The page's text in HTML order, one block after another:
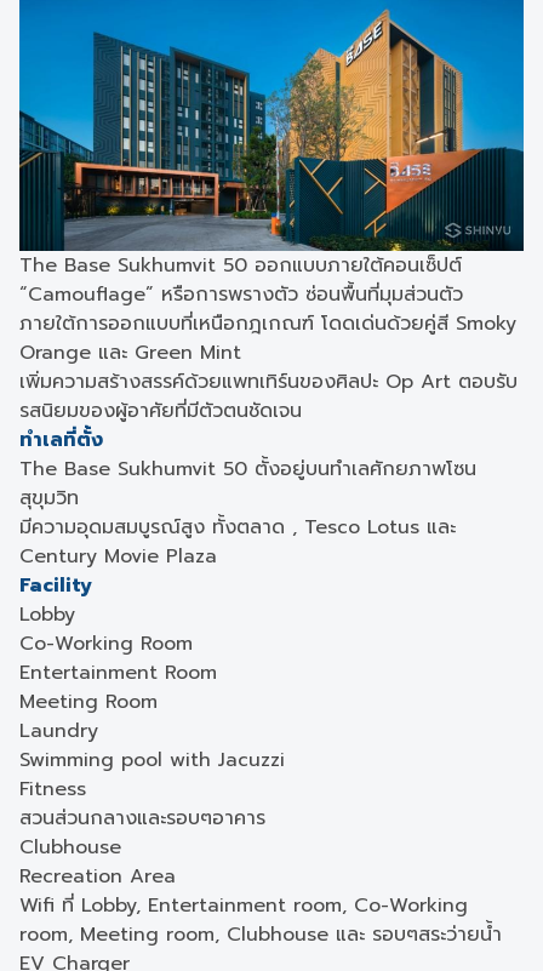
The Base Sukhumvit 50 ออกแบบภายใต้คอนเซ็ปต์
“Camouflage” หรือการพรางตัว ซ่อนพื้นที่มุมส่วนตัว
ภายใต้การออกแบบที่เหนือกฎเกณฑ์ โดดเด่นด้วยคู่สี Smoky
Orange และ Green Mint
เพิ่มความสร้างสรรค์ด้วยแพทเทิร์นของศิลปะ Op Art ตอบรับ
รสนิยมของผู้อาศัยที่มีตัวตนชัดเจน
ทำเลที่ตั้ง
The Base Sukhumvit 50 ตั้งอยู่บนทำเลศักยภาพโซน
สุขุมวิท
มีความอุดมสมบูรณ์สูง ทั้งตลาด , Tesco Lotus และ
Century Movie Plaza
Facility
Lobby
Co-Working Room
Entertainment Room
Meeting Room
Laundry
Swimming pool with Jacuzzi
Fitness
สวนส่วนกลางและรอบๆอาคาร
Clubhouse
Recreation Area
Wifi ที่ Lobby, Entertainment room, Co-Working
room, Meeting room, Clubhouse และ รอบๆสระว่ายน้ำ
EV Charger